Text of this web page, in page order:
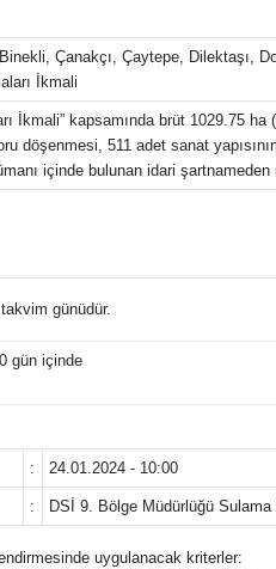
Çanakçı, Çaytepe, Dilektaşı,
İkmali
İkmali” kapsamında brüt 1029.75
döşenmesi, 511 adet sanat
içinde bulunan idari şartnameden
günüdür.
gün içinde
: 24.01.2024 - 10:00
: DSİ 9. Bölge Müdürlüğü
uygulanacak kriterler: